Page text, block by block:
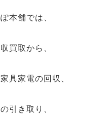
本舗では、
買取から、
具家電の回収、
引き取り、